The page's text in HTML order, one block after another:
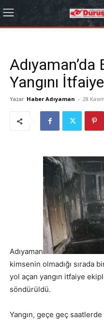
Adıyaman’da
Yangını
Yazar Haber Adıyaman - 28
Adıyaman
kimsenin olmadığı sırada
yol açan yangın itfaiye
söndürüldü.
Yangın, geçe geç